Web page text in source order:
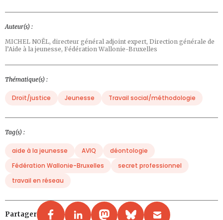
Auteur(s) :
MICHEL NOËL, directeur général adjoint expert, Direction générale de
l’Aide à la jeunesse, Fédération Wallonie-Bruxelles
Thématique(s) :
Droit/justice Jeunesse Travail social/méthodologie
Tag(s) :
aide à la jeunesse AVIQ
déontologie
Fédération Wallonie-Bruxelles
secret professionnel
travail en réseau
Partager